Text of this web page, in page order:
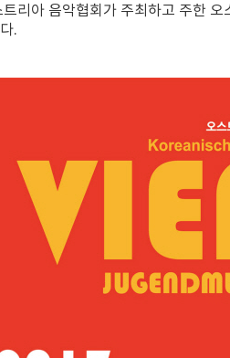
리아 음악협회가 주최하고 주한
.